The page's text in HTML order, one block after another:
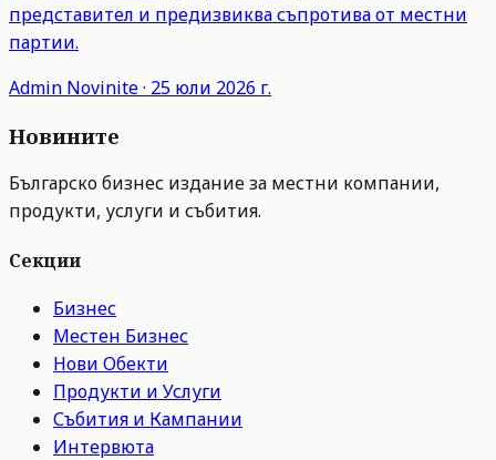
представител и предизвиква съпротива от местни
партии.
Admin Novinite· 25 юли 2026 г.
Новините
Българско бизнес издание за местни компании,
продукти, услуги и събития.
Секции
Бизнес
Местен Бизнес
Нови Обекти
Продукти и Услуги
Събития и Кампании
Интервюта